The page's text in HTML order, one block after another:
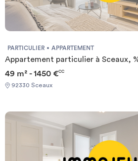
PARTICULIER APPARTEMENT
Appartement particulier à Sceaux,
49 m² - 1450 €CC
92330 Sceaux